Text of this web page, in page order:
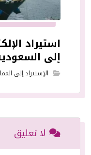
استيراد
إلى
الإستيراد إلى
لا تعليق